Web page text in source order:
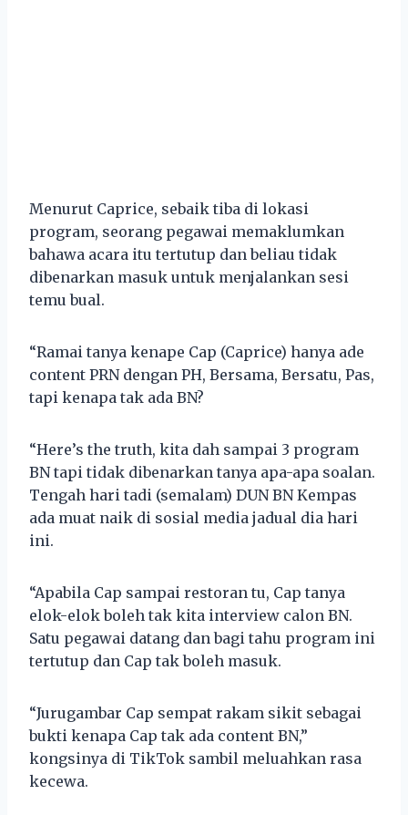
Menurut Caprice, sebaik tiba di lokasi
program, seorang pegawai memaklumkan
bahawa acara itu tertutup dan beliau tidak
dibenarkan masuk untuk menjalankan sesi
temu bual.
“Ramai tanya kenape Cap (Caprice) hanya ade
content PRN dengan PH, Bersama, Bersatu, Pas,
tapi kenapa tak ada BN?
“Here’s the truth, kita dah sampai 3 program
BN tapi tidak dibenarkan tanya apa-apa soalan.
Tengah hari tadi (semalam) DUN BN Kempas
ada muat naik di sosial media jadual dia hari
ini.
“Apabila Cap sampai restoran tu, Cap tanya
elok-elok boleh tak kita interview calon BN.
Satu pegawai datang dan bagi tahu program ini
tertutup dan Cap tak boleh masuk.
“Jurugambar Cap sempat rakam sikit sebagai
bukti kenapa Cap tak ada content BN,”
kongsinya di TikTok sambil meluahkan rasa
kecewa.